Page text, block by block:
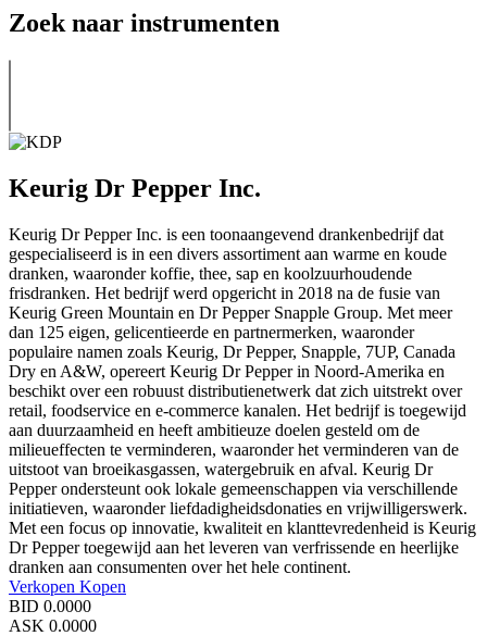
Zoek naar instrumenten
Keurig Dr Pepper Inc.
Keurig Dr Pepper Inc. is een toonaangevend drankenbedrijf dat
gespecialiseerd is in een divers assortiment aan warme en koude
dranken, waaronder koffie, thee, sap en koolzuurhoudende
frisdranken. Het bedrijf werd opgericht in 2018 na de fusie van
Keurig Green Mountain en Dr Pepper Snapple Group. Met meer
dan 125 eigen, gelicentieerde en partnermerken, waaronder
populaire namen zoals Keurig, Dr Pepper, Snapple, 7UP, Canada
Dry en A&W, opereert Keurig Dr Pepper in Noord-Amerika en
beschikt over een robuust distributienetwerk dat zich uitstrekt over
retail, foodservice en e-commerce kanalen. Het bedrijf is toegewijd
aan duurzaamheid en heeft ambitieuze doelen gesteld om de
milieueffecten te verminderen, waaronder het verminderen van de
uitstoot van broeikasgassen, watergebruik en afval. Keurig Dr
Pepper ondersteunt ook lokale gemeenschappen via verschillende
initiatieven, waaronder liefdadigheidsdonaties en vrijwilligerswerk.
Met een focus op innovatie, kwaliteit en klanttevredenheid is Keurig
Dr Pepper toegewijd aan het leveren van verfrissende en heerlijke
dranken aan consumenten over het hele continent.
Verkopen Kopen
BID 0.0000
ASK 0.0000